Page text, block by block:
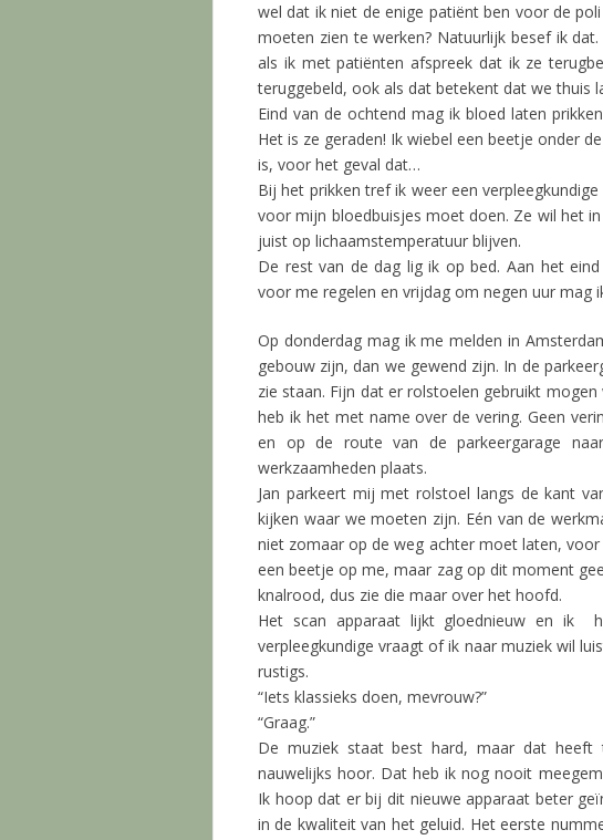
wel dat ik niet de enige patiënt ben voor de
moeten zien te werken? Natuurlijk besef ik
als ik met patiënten afspreek dat ik ze
teruggebeld, ook als dat betekent dat we thuis
Eind van de ochtend mag ik bloed laten
Het is ze geraden! Ik wiebel een beetje onder
is, voor het geval dat…
Bij het prikken tref ik weer een
voor mijn bloedbuisjes moet doen. Ze wil het
juist op lichaamstemperatuur blijven.
De rest van de dag lig ik op bed. Aan het
voor me regelen en vrijdag om negen uur mag
Op donderdag mag ik me melden in
gebouw zijn, dan we gewend zijn. In de
zie staan. Fijn dat er rolstoelen gebruikt
heb ik het met name over de vering. Geen
en op de route van de parkeergarage
werkzaamheden plaats.
Jan parkeert mij met rolstoel langs de kant
kijken waar we moeten zijn. Eén van de
niet zomaar op de weg achter moet laten,
een beetje op me, maar zag op dit moment
knalrood, dus zie die maar over het hoofd.
Het scan apparaat lijkt gloednieuw en ik
verpleegkundige vraagt of ik naar muziek wil
rustigs.
“Iets klassieks doen, mevrouw?”
“Graag.”
De muziek staat best hard, maar dat
nauwelijks hoor. Dat heb ik nog nooit
Ik hoop dat er bij dit nieuwe apparaat beter
in de kwaliteit van het geluid. Het eerste